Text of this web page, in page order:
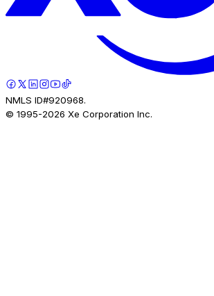
NMLS ID#920968.
© 1995-2026 Xe Corporation Inc.